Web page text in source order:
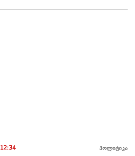
12:34 პოლიტიკა